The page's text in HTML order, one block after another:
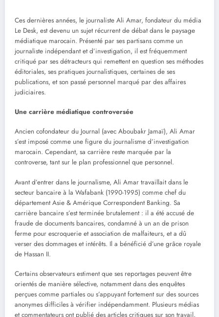
Ces dernières années, le journaliste Ali Amar, fondateur du média
Le Desk, est devenu un sujet récurrent de débat dans le paysage
médiatique marocain. Présenté par ses partisans comme un
journaliste indépendant et d’investigation, il est fréquemment
critiqué par ses détracteurs qui remettent en question ses méthodes
éditoriales, ses pratiques journalistiques, certaines de ses
publications, et son passé personnel marqué par des affaires
judiciaires.
Une carrière médiatique controversée
Ancien cofondateur du Journal (avec Aboubakr Jamaï), Ali Amar
s’est imposé comme une figure du journalisme d’investigation
marocain. Cependant, sa carrière reste marquée par la
controverse, tant sur le plan professionnel que personnel.
Avant d’entrer dans le journalisme, Ali Amar travaillait dans le
secteur bancaire à la Wafabank (1990-1995) comme chef du
département Asie & Amérique Correspondent Banking. Sa
carrière bancaire s’est terminée brutalement : il a été accusé de
fraude de documents bancaires, condamné à un an de prison
ferme pour escroquerie et association de malfaiteurs, et a dû
verser des dommages et intérêts. Il a bénéficié d’une grâce royale
de Hassan II.
Certains observateurs estiment que ses reportages peuvent être
orientés de manière sélective, notamment dans des enquêtes
perçues comme partiales ou s’appuyant fortement sur des sources
anonymes difficiles à vérifier indépendamment. Plusieurs médias
et commentateurs ont publié des articles critiques sur son travail,